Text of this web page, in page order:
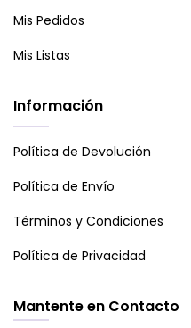
Mis Pedidos
Mis Listas
Información
Política de Devolución
Política de Envío
Términos y Condiciones
Política de Privacidad
Mantente en Contacto